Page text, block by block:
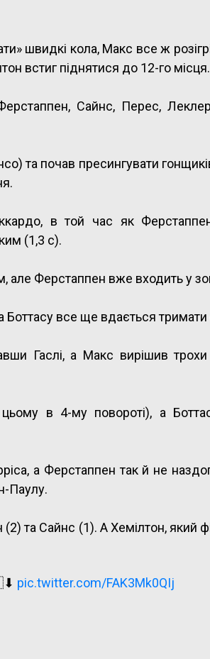
швидкі кола, Макс все ж
встиг піднятися до 12-го місця.
Сайнс, Перес,
та почав пресингувати
в той час як
(1,3 с).
але Ферстаппен вже входить у
все ще вдається тримати
Гаслі, а Макс вирішив
в 4-му повороті), а
а Ферстаппен так й не
Паулу.
та Сайнс (1). А Хемілтон, який
pic.twitter.com/FAK3Mk0QIj